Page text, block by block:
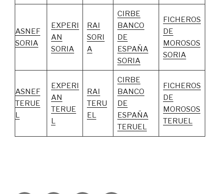
ASNEF
SORIA
EXPERI
AN
SORIA
RAI
SORI
A
CIRBE
BANCO
DE
ESPAÑA
SORIA
FICHEROS
DE
MOROSOS
SORIA
ASNEF
TERUE
L
EXPERI
AN
TERUE
L
RAI
TERU
EL
CIRBE
BANCO
DE
ESPAÑA
TERUEL
FICHEROS
DE
MOROSOS
TERUEL